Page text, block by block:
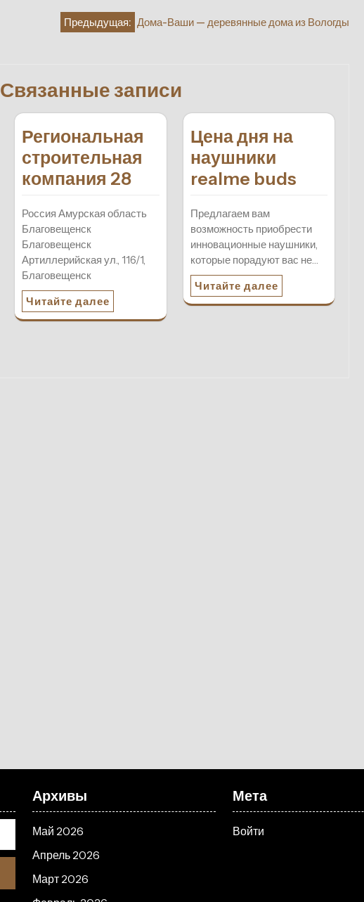
Предыдущая: Дома-Ваши — деревянные дома из Вологды
Связанные записи
Региональная
строительная
компания 28
Россия Амурская область
Благовещенск
Благовещенск
Артиллерийская ул., 116/1,
Благовещенск
Читайте далее
Цена дня на
наушники
realme buds
Предлагаем вам
возможность приобрести
инновационные наушники,
которые порадуют вас не…
Читайте далее
Архивы
Май 2026
Апрель 2026
Март 2026
Мета
Войти